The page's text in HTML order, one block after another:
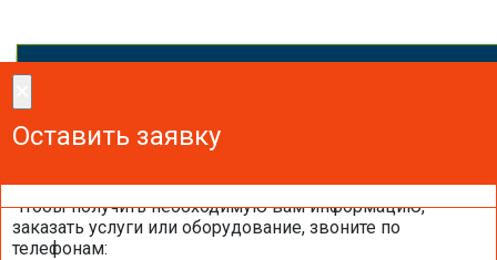
Оставить заявку
Оставить заявку
Чтобы получить необходимую вам информацию,
заказать услуги или оборудование, звоните по
телефонам:
Оставить заявку